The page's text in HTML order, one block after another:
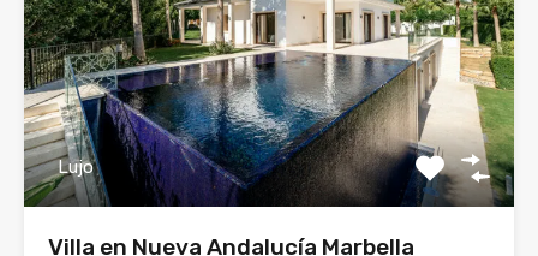
Lujo
Villa en Nueva Andalucía Marbella